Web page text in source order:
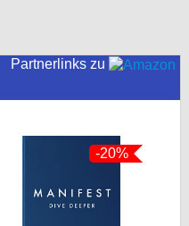
Partnerlinks zu
-20%